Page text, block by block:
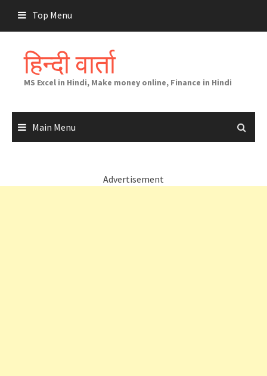
content
Top Menu
हिन्दी वार्ता
MS Excel in Hindi, Make money online, Finance in Hindi
Main Menu
Advertisement